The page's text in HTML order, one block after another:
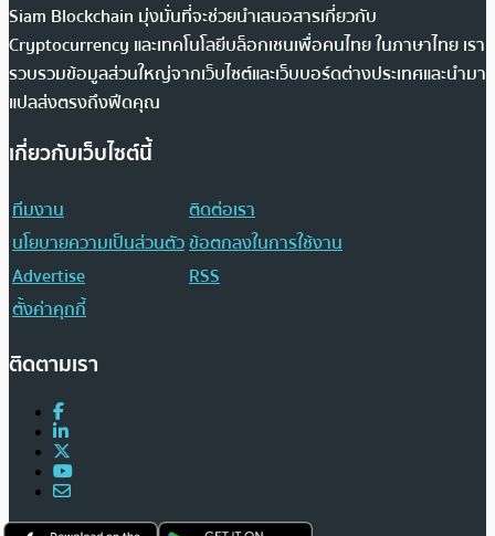
Siam Blockchain มุ่งมั่นที่จะช่วยนำเสนอสารเกี่ยวกับ
Cryptocurrency และเทคโนโลยีบล็อกเชนเพื่อคนไทย ในภาษาไทย เรา
รวบรวมข้อมูลส่วนใหญ่จากเว็บไซต์และเว็บบอร์ดต่างประเทศและนำมา
แปลส่งตรงถึงฟีดคุณ
เกี่ยวกับเว็บไซต์นี้
ทีมงาน
ติดต่อเรา
นโยบายความเป็นส่วนตัวข้อตกลงในการใช้งาน
Advertise
RSS
ตั้งค่าคุกกี้
ติดตามเรา